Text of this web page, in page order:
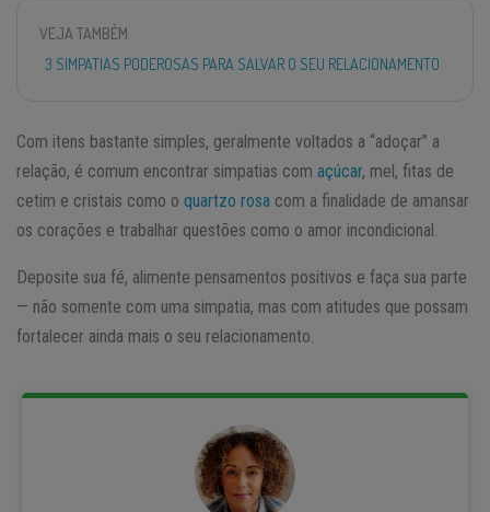
VEJA TAMBÉM
3 SIMPATIAS PODEROSAS PARA SALVAR O SEU RELACIONAMENTO
Com itens bastante simples, geralmente voltados a “adoçar” a
relação, é comum encontrar simpatias com açúcar, mel, fitas de
cetim e cristais como o quartzo rosa com a finalidade de amansar
os corações e trabalhar questões como o amor incondicional.
Deposite sua fé, alimente pensamentos positivos e faça sua parte
— não somente com uma simpatia, mas com atitudes que possam
fortalecer ainda mais o seu relacionamento.